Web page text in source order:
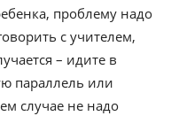
проблему надо
с учителем,
– идите в
параллель или
случае не надо